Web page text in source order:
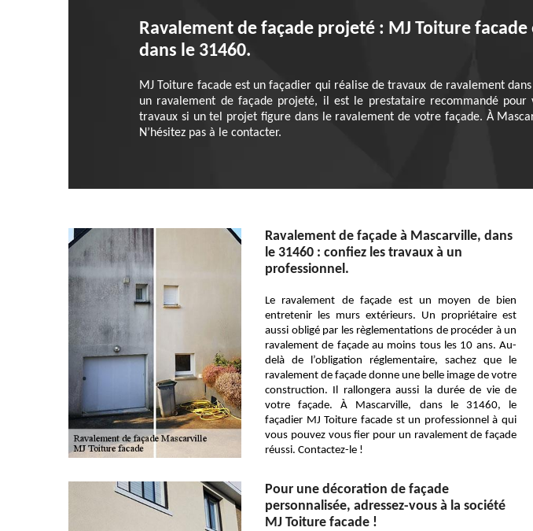
Ravalement de façade projeté : MJ Toiture
dans le 31460.
MJ Toiture facade est un façadier qui réalise de travaux de ravalement
un ravalement de façade projeté, il est le prestataire recommandé
travaux si un tel projet figure dans le ravalement de votre façade. À
N’hésitez pas à le contacter.
Ravalement de façade à Mascarville, dans
le 31460 : confiez les travaux à un
professionnel.
Le ravalement de façade est un moyen de bien
entretenir les murs extérieurs. Un propriétaire est
aussi obligé par les règlementations de procéder à un
ravalement de façade au moins tous les 10 ans. Au-
delà de l’obligation réglementaire, sachez que le
ravalement de façade donne une belle image de votre
construction. Il rallongera aussi la durée de vie de
votre façade. À Mascarville, dans le 31460, le
façadier MJ Toiture facade st un professionnel à qui
vous pouvez vous fier pour un ravalement de façade
réussi. Contactez-le !
Pour une décoration de façade
personnalisée, adressez-vous à la société
MJ Toiture facade !